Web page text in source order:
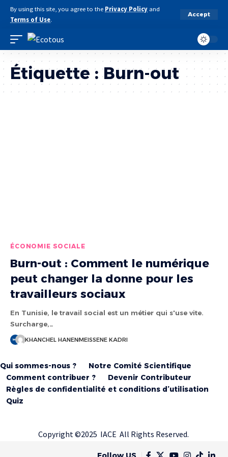
By using this site, you agree to the Privacy Policy and
Terms of Use.
Accept
Étiquette :Burn-out
ÉCONOMIE SOCIALE
Burn-out : Comment le numérique
peut changer la donne pour les
travailleurs sociaux
En Tunisie, le travail social est un métier qui s'use vite.
Surcharge,…
KHANCHEL HANENMEISSENE KADRI
Qui sommes-nous ?
Notre Comité Scientifique
Comment contribuer ?
Devenir Contributeur
Règles de confidentialité et conditions d’utilisation
Quiz
Copyright ©2025 IACE All Rights Reserved.